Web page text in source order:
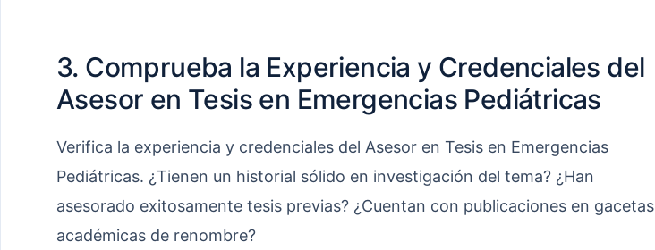
3. Comprueba la Experiencia y Credenciales del
Asesor en Tesis en Emergencias Pediátricas
Verifica la experiencia y credenciales del Asesor en Tesis en Emergencias
Pediátricas. ¿Tienen un historial sólido en investigación del tema? ¿Han
asesorado exitosamente tesis previas? ¿Cuentan con publicaciones en gacetas
académicas de renombre?